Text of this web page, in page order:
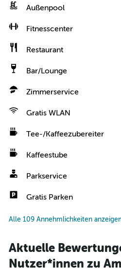
Außenpool
Fitnesscenter
Restaurant
Bar/Lounge
Zimmerservice
Gratis WLAN
Tee-/Kaffeezubereiter
Kaffeestube
Parkservice
Gratis Parken
Alle 109 Annehmlichkeiten
Aktuelle
Nutzer*innen zu